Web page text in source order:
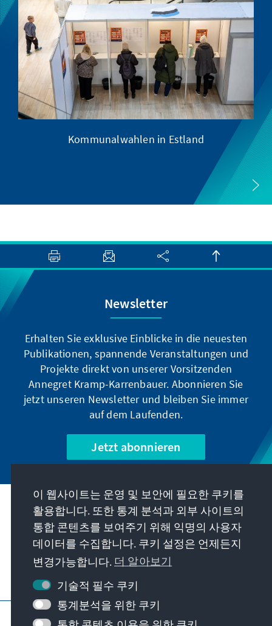
Kommunalwahlen in Estland
Newsletter
Erhalten Sie exklusive Einblicke in die neuesten
Publikationen, spannende Veranstaltungen und
Projekte direkt von unserer Vorsitzenden
Annegret Kramp-Karrenbauer. Abonnieren Sie
jetzt unseren Newsletter und bleiben Sie immer
auf dem Laufenden.
Jetzt abonnieren
우리의 과제
연락처
재단에서 제공하는 제안 더 보기
요목 개인 정보 보호
이 웹사이트는 운영 및 보안에 필요한 쿠키를
활용합니다. 또한 통계 분석과 외부 사이트의
통합 콘텐츠를 보여주기 위해 익명의 사용자
데이터를 수집합니다. 쿠키 설정은 언제든지
변경가능합니다. 더 알아보기
기술적 필수 쿠키
통계분석을 위한 쿠키